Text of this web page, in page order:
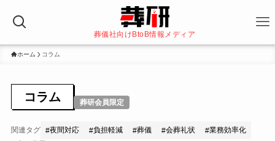
葬儀社向けBtoB情報メディア
ホーム コラム
コラム 葬研会員限定
関連タグ #夜間対応 #負担軽減 #葬儀 #会葬礼状 #業務効率化